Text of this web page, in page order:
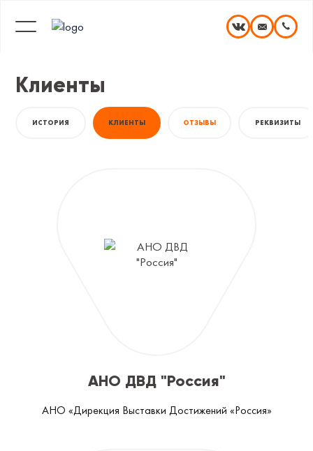
Клиенты
ИСТОРИЯ КЛИЕНТЫ ОТЗЫВЫ РЕКВИЗИТЫ
АНО ДВД "Россия"
АНО «Дирекция Выставки Достижений «Россия»